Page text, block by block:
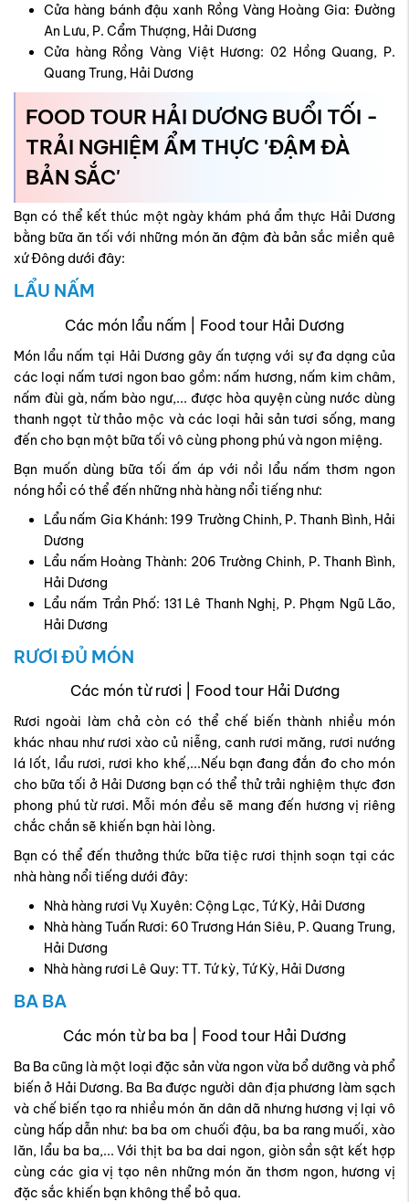
Cửa hàng bánh đậu xanh Rồng Vàng Hoàng Gia: Đường
An Lưu, P. Cẩm Thượng, Hải Dương
Cửa hàng Rồng Vàng Việt Hương: 02 Hồng Quang, P.
Quang Trung, Hải Dương
FOOD TOUR HẢI DƯƠNG BUỔI TỐI -
TRẢI NGHIỆM ẨM THỰC 'ĐẬM ĐÀ
BẢN SẮC'
Bạn có thể kết thúc một ngày khám phá ẩm thực Hải Dương
bằng bữa ăn tối với những món ăn đậm đà bản sắc miền quê
xứ Đông dưới đây:
LẨU NẤM
Các món lẩu nấm | Food tour Hải Dương
Món lẩu nấm tại Hải Dương gây ấn tượng với sự đa dạng của
các loại nấm tươi ngon bao gồm: nấm hương, nấm kim châm,
nấm đùi gà, nấm bào ngư,... được hòa quyện cùng nước dùng
thanh ngọt từ thảo mộc và các loại hải sản tươi sống, mang
đến cho bạn một bữa tối vô cùng phong phú và ngon miệng.
Bạn muốn dùng bữa tối ấm áp với nồi lẩu nấm thơm ngon
nóng hổi có thể đến những nhà hàng nổi tiếng như:
Lẩu nấm Gia Khánh: 199 Trường Chinh, P. Thanh Bình, Hải
Dương
Lẩu nấm Hoàng Thành: 206 Trường Chinh, P. Thanh Bình,
Hải Dương
Lẩu nấm Trần Phố: 131 Lê Thanh Nghị, P. Phạm Ngũ Lão,
Hải Dương
RƯƠI ĐỦ MÓN
Các món từ rươi | Food tour Hải Dương
Rươi ngoài làm chả còn có thể chế biến thành nhiều món
khác nhau như rươi xào củ niễng, canh rươi măng, rươi nướng
lá lốt, lẩu rươi, rươi kho khế,...Nếu bạn đang đắn đo cho món
cho bữa tối ở Hải Dương bạn có thể thử trải nghiệm thực đơn
phong phú từ rươi. Mỗi món đều sẽ mang đến hương vị riêng
chắc chắn sẽ khiến bạn hài lòng.
Bạn có thể đến thưởng thức bữa tiệc rươi thịnh soạn tại các
nhà hàng nổi tiếng dưới đây:
Nhà hàng rươi Vụ Xuyên: Cộng Lạc, Tứ Kỳ, Hải Dương
Nhà hàng Tuấn Rươi: 60 Trương Hán Siêu, P. Quang Trung,
Hải Dương
Nhà hàng rươi Lê Quy: TT. Tứ kỳ, Tứ Kỳ, Hải Dương
BA BA
Các món từ ba ba | Food tour Hải Dương
Ba Ba cũng là một loại đặc sản vừa ngon vừa bổ dưỡng và phổ
biến ở Hải Dương. Ba Ba được người dân địa phương làm sạch
và chế biến tạo ra nhiều món ăn dân dã nhưng hương vị lại vô
cùng hấp dẫn như: ba ba om chuối đậu, ba ba rang muối, xào
lăn, lẩu ba ba,... Với thịt ba ba dai ngon, giòn sần sật kết hợp
cùng các gia vị tạo nên những món ăn thơm ngon, hương vị
đặc sắc khiến bạn không thể bỏ qua.